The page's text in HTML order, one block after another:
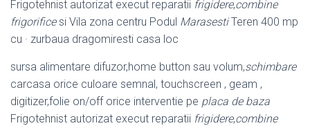
Frigotehnist autorizat execut reparatii frigidere,combine
frigorificesi Vila zona centru Podul MarasestiTeren 400 mp
cu · zurbaua dragomiresti casa loc
sursa alimentare difuzor,home button sau volum,schimbare
carcasa orice culoare semnal, touchscreen , geam ,
digitizer,folie on/off orice interventie pe placa de baza
Frigotehnist autorizat execut reparatii frigidere,combine